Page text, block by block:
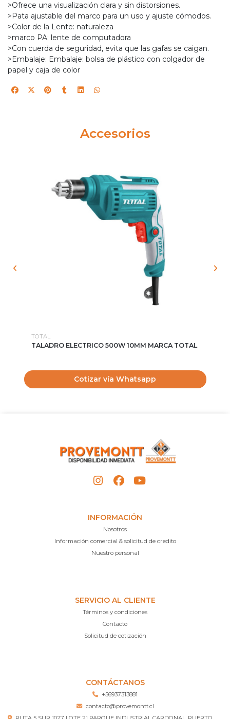
>Ofrece una visualización clara y sin distorsiones.
>Pata ajustable del marco para un uso y ajuste cómodos.
>Color de la Lente: naturaleza
>marco PA; lente de computadora
>Con cuerda de seguridad, evita que las gafas se caigan.
>Embalaje: Embalaje: bolsa de plástico con colgador de
papel y caja de color
Accesorios
TOTAL
TALADRO ELECTRICO 500W 10MM MARCA TOTAL
Cotizar vía Whatsapp
INFORMACIÓN
Nosotros
Información comercial & solicitud de credito
Nuestro personal
SERVICIO AL CLIENTE
Términos y condiciones
Contacto
Solicitud de cotización
CONTÁCTANOS
+56937313881
contacto@provemontt.cl